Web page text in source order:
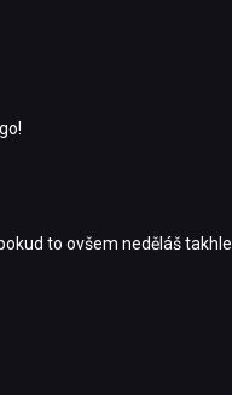
to ovšem neděláš takhle